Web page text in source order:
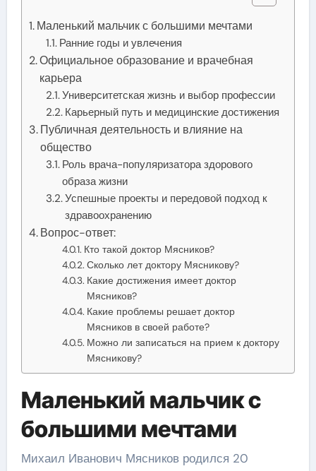
Маленький мальчик с большими мечтами
Ранние годы и увлечения
Официальное образование и врачебная
карьера
Университетская жизнь и выбор профессии
Карьерный путь и медицинские достижения
Публичная деятельность и влияние на
общество
Роль врача-популяризатора здорового
образа жизни
Успешные проекты и передовой подход к
здравоохранению
Вопрос-ответ:
Кто такой доктор Мясников?
Сколько лет доктору Мясникову?
Какие достижения имеет доктор
Мясников?
Какие проблемы решает доктор
Мясников в своей работе?
Можно ли записаться на прием к доктору
Мясникову?
Маленький мальчик с
большими мечтами
Михаил Иванович Мясников родился 20